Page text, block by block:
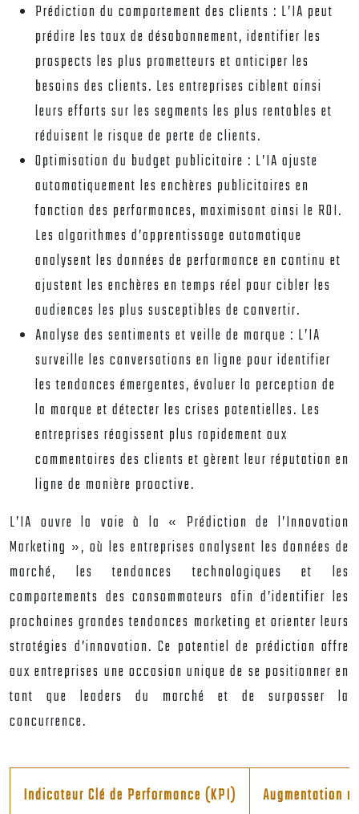
Prédiction du comportement des clients : L’IA peut
prédire les taux de désabonnement, identifier les
prospects les plus prometteurs et anticiper les
besoins des clients. Les entreprises ciblent ainsi
leurs efforts sur les segments les plus rentables et
réduisent le risque de perte de clients.
Optimisation du budget publicitaire : L’IA ajuste
automatiquement les enchères publicitaires en
fonction des performances, maximisant ainsi le ROI.
Les algorithmes d’apprentissage automatique
analysent les données de performance en continu et
ajustent les enchères en temps réel pour cibler les
audiences les plus susceptibles de convertir.
Analyse des sentiments et veille de marque : L’IA
surveille les conversations en ligne pour identifier
les tendances émergentes, évaluer la perception de
la marque et détecter les crises potentielles. Les
entreprises réagissent plus rapidement aux
commentaires des clients et gèrent leur réputation en
ligne de manière proactive.
L’IA ouvre la voie à la « Prédiction de l’Innovation
Marketing », où les entreprises analysent les données de
marché, les tendances technologiques et les
comportements des consommateurs afin d’identifier les
prochaines grandes tendances marketing et orienter leurs
stratégies d’innovation. Ce potentiel de prédiction offre
aux entreprises une occasion unique de se positionner en
tant que leaders du marché et de surpasser la
concurrence.
Indicateur Clé de Performance (KPI) Augmentation